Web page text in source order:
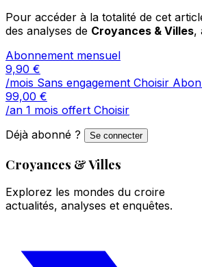
Pour accéder à la totalité de cet
des analyses de Croyances & Villes,
Abonnement mensuel
9,90 €
/mois Sans engagement Choisir
99,00 €
/an 1 mois offert Choisir
Déjà abonné ?
Se connecter
Croyances & Villes
Explorez les mondes du croire
actualités, analyses et enquêtes.